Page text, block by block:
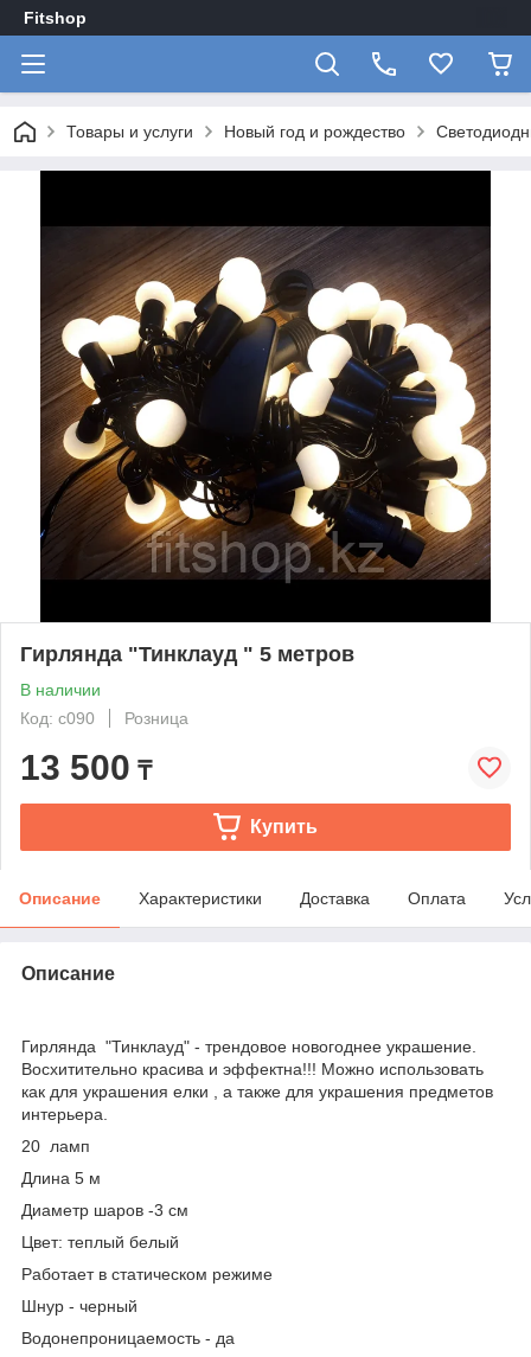
Fitshop
Товары и услуги Новый год и рождество
Гирлянда "Тинклауд " 5 метров
В наличии
Код: с090
Розница
13 500 ₸
Купить
Описание Характеристики Доставка Оплата
Описание
Гирлянда "Тинклауд" - трендовое новогоднее украшение.
Восхитительно красива и эффектна!!! Можно использовать
как для украшения елки , а также для украшения предметов
интерьера.
20 ламп
Длина 5 м
Диаметр шаров -3 см
Цвет: теплый белый
Работает в статическом режиме
Шнур - черный
Водонепроницаемость - да